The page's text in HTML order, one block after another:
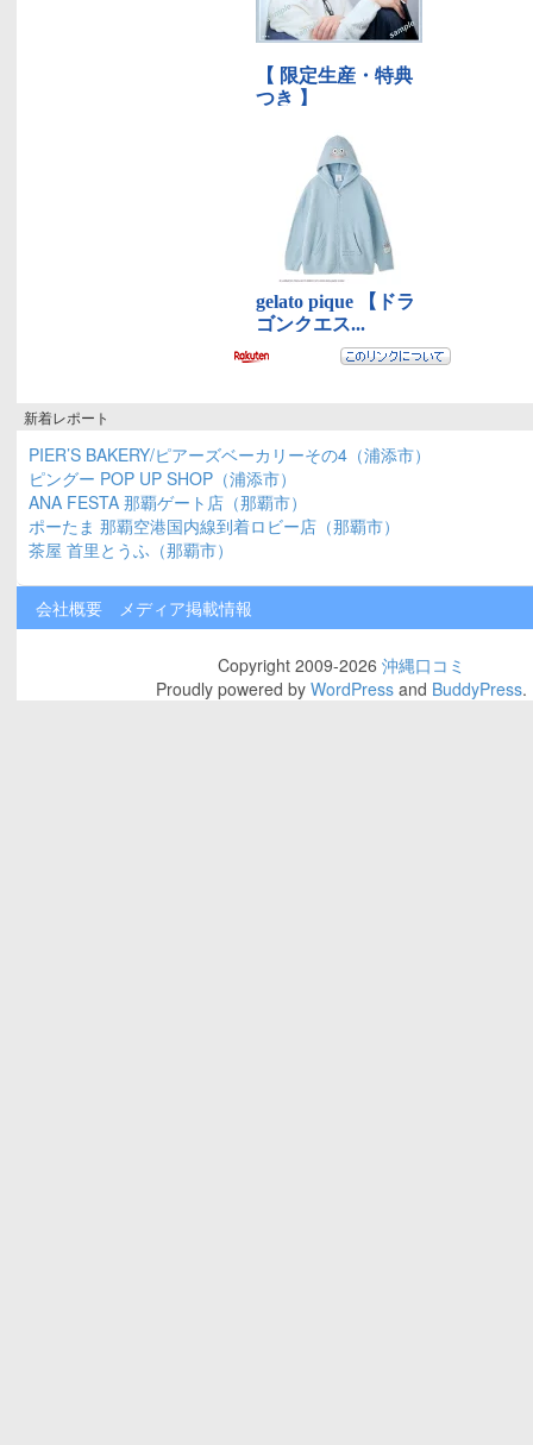
新着レポート
PIER’S BAKERY/ピアーズベーカリーその4（浦添市）
ピングー POP UP SHOP（浦添市）
ANA FESTA 那覇ゲート店（那覇市）
ポーたま 那覇空港国内線到着ロビー店（那覇市）
茶屋 首里とうふ（那覇市）
会社概要 メディア掲載情報
Copyright 2009-2026 沖縄口コミ
Proudly powered by WordPressand BuddyPress.